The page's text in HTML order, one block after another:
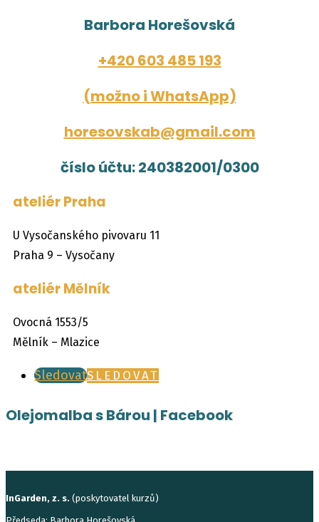
Barbora Horešovská
+420 603 485 193
(možno i WhatsApp)
horesovskab@gmail.com
číslo účtu: 240382001/0300
ateliér Praha
U Vysočanského pivovaru 11
Praha 9 – Vysočany
ateliér Mělník
Ovocná 1553/5
Mělník – Mlazice
SledovatSLEDOVAT
Olejomalba s Bárou | Facebook
InGarden, z. s. (poskytovatel kurzů)